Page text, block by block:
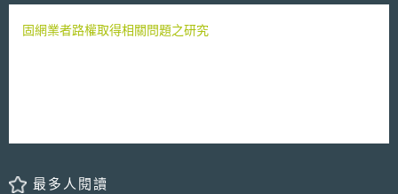
義務通知執委會，經執委會確認或核准後，始符合歐盟相關法制。不過執委
害。 另新綱要架構也指出阻礙研發與創新的主要市場失靈的因素如
固網業者路權取得相關問題之研究
最多人閱讀